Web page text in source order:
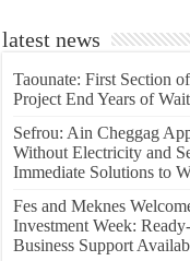
latest news
Taounate: First Section
Project End Years of
Sefrou: Ain Cheggag
Without Electricity and
Immediate Solutions to
Fes and Meknes
Investment Week:
Business Support